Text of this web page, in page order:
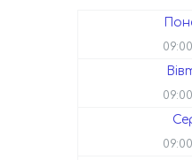
09:00
09:00
09:00